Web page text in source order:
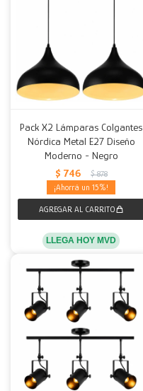
Pack X2 Lámparas Colgantes
Nórdica Metal E27 Diseño
Moderno - Negro
$ 746 $ 878
15
LLEGA HOY MVD